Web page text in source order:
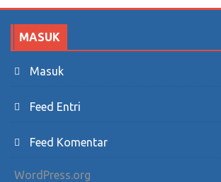
MASUK
Masuk
Feed Entri
Feed Komentar
WordPress.org